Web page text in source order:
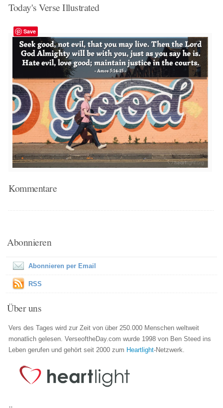
Today's Verse Illustrated
Save
Kommentare
Abonnieren
Abonnieren per Email
RSS
Über uns
Vers des Tages wird zur Zeit von über 250.000 Menschen weltweit
monatlich gelesen. VerseoftheDay.com wurde 1998 von Ben Steed ins
Leben gerufen und gehört seit 2000 zum Heartlight-Netzwerk.